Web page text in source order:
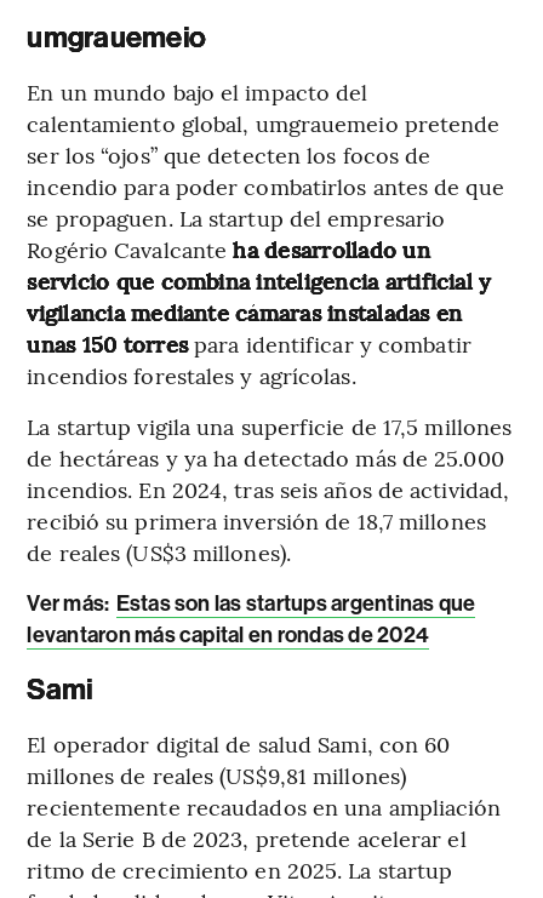
umgrauemeio
En un mundo bajo el impacto del
calentamiento global, umgrauemeio pretende
ser los “ojos” que detecten los focos de
incendio para poder combatirlos antes de que
se propaguen. La startup del empresario
Rogério Cavalcante ha desarrollado un
servicio que combina inteligencia artificial y
vigilancia mediante cámaras instaladas en
unas 150 torrespara identificar y combatir
incendios forestales y agrícolas.
La startup vigila una superficie de 17,5 millones
de hectáreas y ya ha detectado más de 25.000
incendios. En 2024, tras seis años de actividad,
recibió su primera inversión de 18,7 millones
de reales (US$3 millones).
Ver más: Estas son las startups argentinas que
levantaron más capital en rondas de 2024
Sami
El operador digital de salud Sami, con 60
millones de reales (US$9,81 millones)
recientemente recaudados en una ampliación
de la Serie B de 2023, pretende acelerar el
ritmo de crecimiento en 2025. La startup